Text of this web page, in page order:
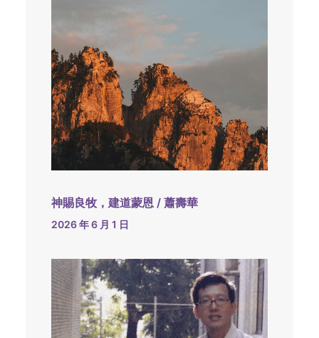
神賜良牧，建道蒙恩 / 蕭壽華
2026 年 6 月 1 日